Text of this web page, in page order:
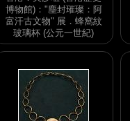
博物館)："塵封璀璨：阿
富汗古文物" 展．蜂窩紋
玻璃杯 (公元一世紀)